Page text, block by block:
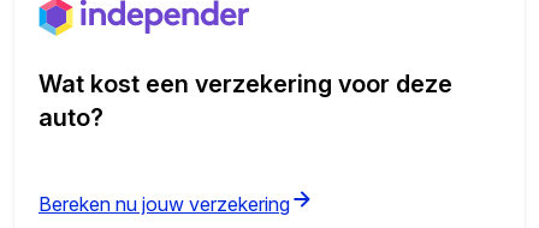
Wat kost een verzekering voor deze
auto?
Bereken nu jouw verzekering